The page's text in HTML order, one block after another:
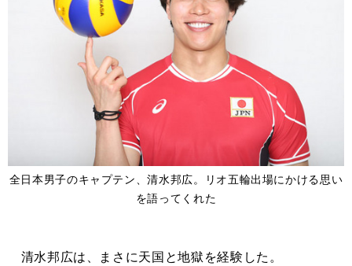
全日本男子のキャプテン、清水邦広。リオ五輪出場にかける思い
を語ってくれた
清水邦広は、まさに天国と地獄を経験した。